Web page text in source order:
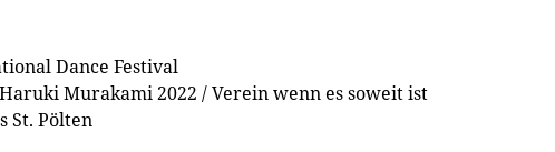
Dance Festival
Murakami 2022 / Verein wenn es soweit ist
St. Pölten